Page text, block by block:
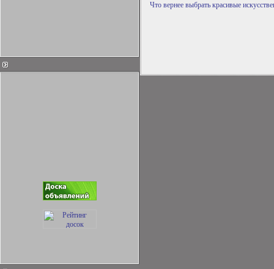
Что вернее выбрать красивые